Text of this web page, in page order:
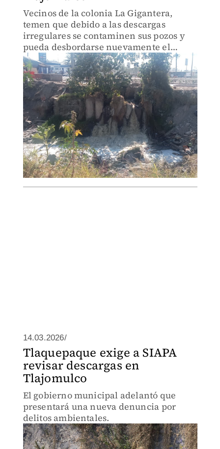
Vecinos de la colonia La Gigantera,
temen que debido a las descargas
irregulares se contaminen sus pozos y
pueda desbordarse nuevamente el
arroyo
14.03.2026/
Tlaquepaque exige a SIAPA
revisar descargas en
Tlajomulco
El gobierno municipal adelantó que
presentará una nueva denuncia por
delitos ambientales.